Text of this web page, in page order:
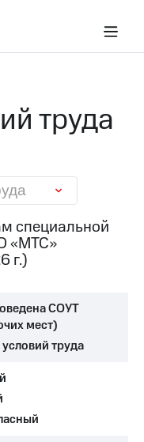
труда
специальной
«МТС»
г.)
СОУТ
мест)
труда